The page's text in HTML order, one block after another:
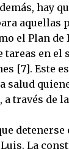
hay
aquellas
el Plan de
en el
[7]. Este
salud
a través de
Luis. La